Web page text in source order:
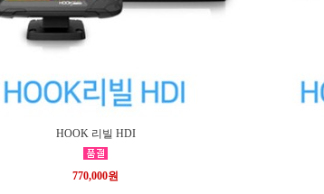
HOOK 리빌 HDI
770,000원